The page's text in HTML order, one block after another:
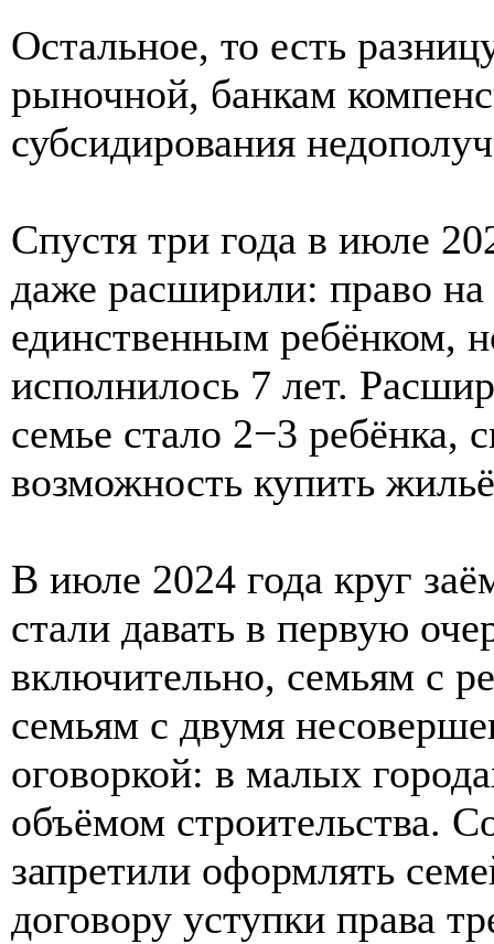
Остальное, то есть
рыночной, банкам
субсидирования
Спустя три года в июле
даже расширили: право
единственным ребёнком,
исполнилось 7 лет.
семье стало 2−3 ребёнка,
возможность купить
В июле 2024 года круг
стали давать в первую
включительно, семьям с
семьям с двумя
оговоркой: в малых
объёмом строительства.
запретили оформлять
договору уступки права